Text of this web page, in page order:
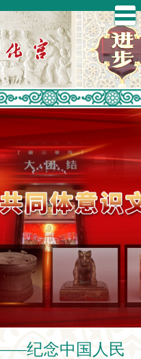
纪念中国人民